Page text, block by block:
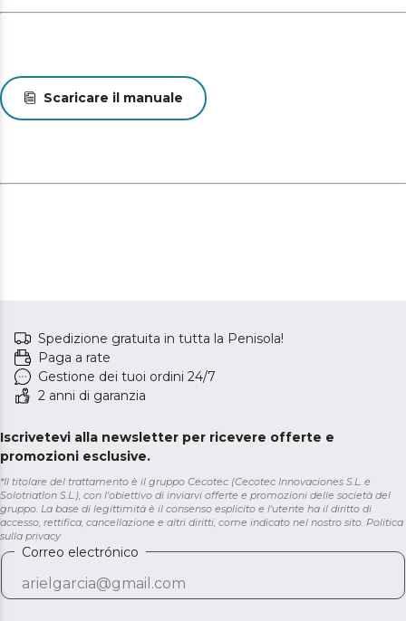
Scaricare il manuale
Spedizione gratuita in tutta la Penisola!
Paga a rate
Gestione dei tuoi ordini 24/7
2 anni di garanzia
Iscrivetevi alla newsletter per ricevere offerte e
promozioni esclusive.
*Il titolare del trattamento è il gruppo Cecotec (Cecotec Innovaciones S.L. e
Solotriatlon S.L.), con l'obiettivo di inviarvi offerte e promozioni delle società del
gruppo. La base di legittimità è il consenso esplicito e l'utente ha il diritto di
accesso, rettifica, cancellazione e altri diritti, come indicato nel nostro sito. Politica
sulla privacy
Correo electrónico